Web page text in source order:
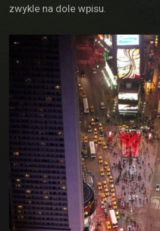
zwykle na dole wpisu.